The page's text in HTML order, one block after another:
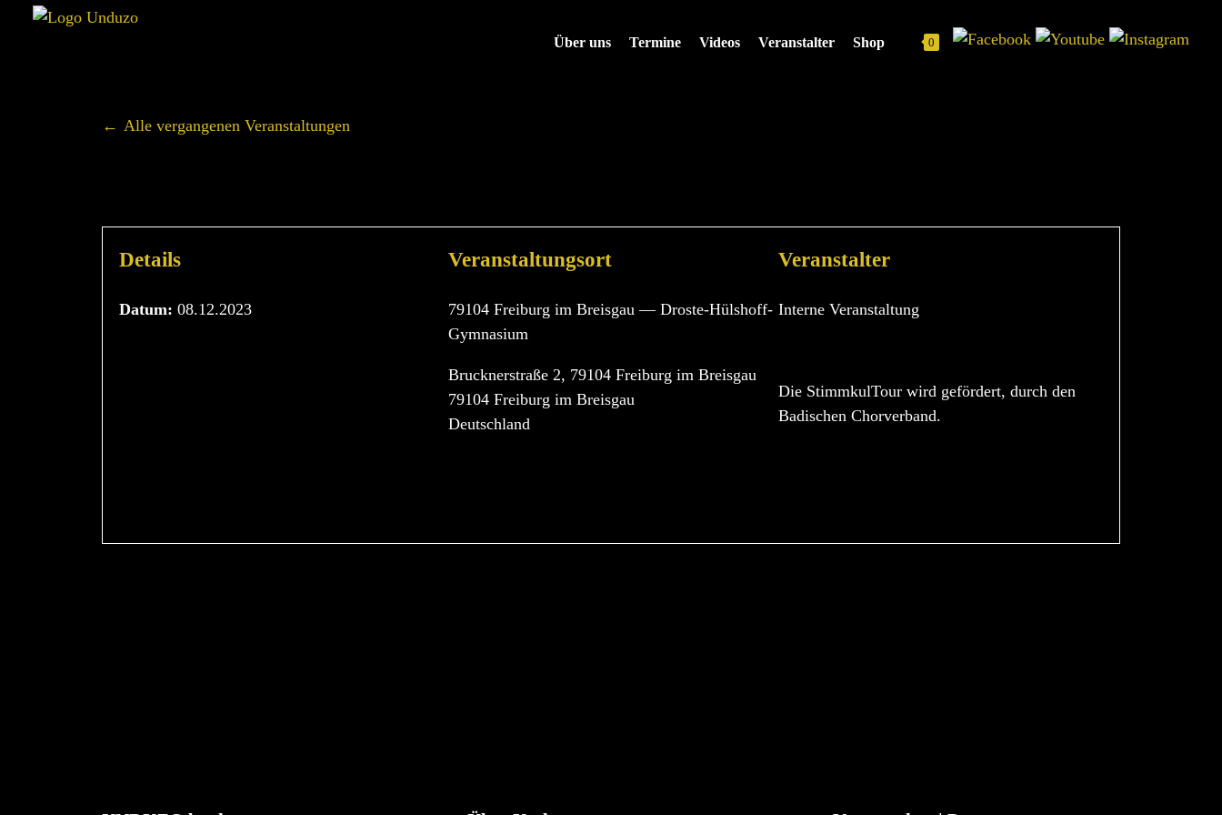
0
Navigation
Über uns Termine Videos Veranstalter Shop
Alle vergangenen Veranstaltungen
Details
Datum: 08.12.2023
Veranstaltungsort
79104 Freiburg im Breisgau — Droste-Hülshoff-
Gymnasium
Brucknerstraße 2, 79104 Freiburg im Breisgau
79104 Freiburg im Breisgau
Deutschland
Veranstalter
Interne Veranstaltung
Die StimmkulTour wird gefördert, durch den
Badischen Chorverband.